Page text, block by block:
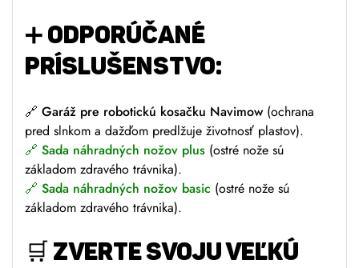
➕ODPORÚČANÉ
PRÍSLUŠENSTVO:
🔗 Garáž pre robotickú kosačku Navimow(ochrana
pred slnkom a dažďom predlžuje životnosť plastov).
🔗 Sada náhradných nožov plus (ostré nože sú
základom zdravého trávnika).
🔗 Sada náhradných nožov basic (ostré nože sú
základom zdravého trávnika).
🛒 ZVERTE SVOJU VEĽKÚ